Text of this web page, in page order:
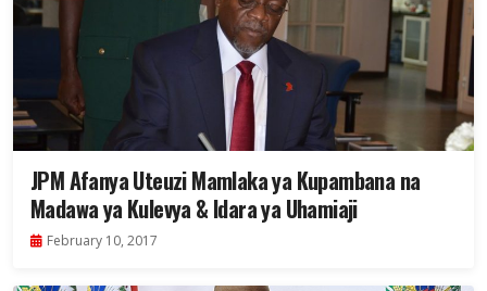
JPM Afanya Uteuzi Mamlaka ya Kupambana na
Madawa ya Kulevya & Idara ya Uhamiaji
February 10, 2017